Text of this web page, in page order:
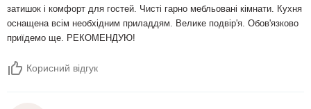
затишок і комфорт для гостей. Чисті гарно мебльовані кімнати. Кухня
оснащена всім необхідним приладдям. Велике подвір'я. Обов'язково
приїдемо ще. РЕКОМЕНДУЮ!
Корисний відгук